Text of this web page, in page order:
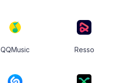
QQMusic Resso